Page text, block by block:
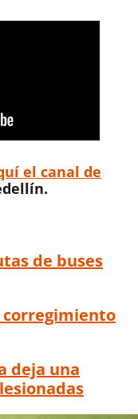
el canal de
de buses
corregimiento
deja una